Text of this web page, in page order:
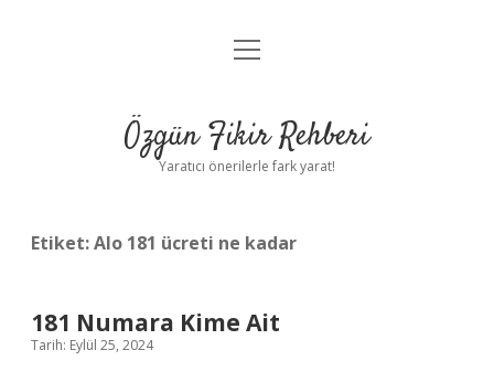
Gizlilik Politikası
Yasal Uyarı
menüyü
Özgün Fikir Rehberi
Yaratıcı önerilerle fark yarat!
Etiket:Alo 181 ücreti ne kadar
181 Numara Kime Ait
Tarih: Eylül 25, 2024